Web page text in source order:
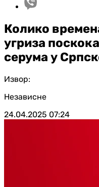
Колико
угриза
серума у
Извор:
Независне
24.04.2025 07:24